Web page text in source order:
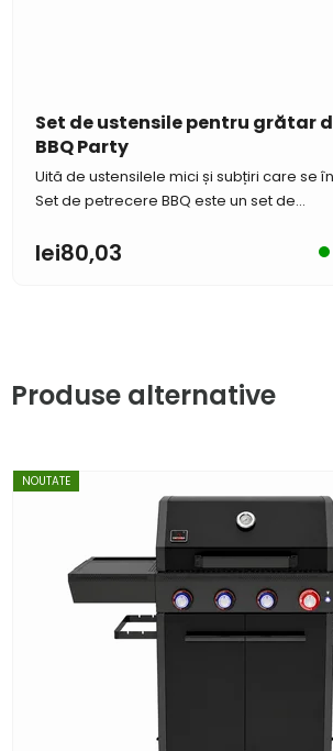
Set de ustensile pentru grătar
BBQ Party
lei80,03
Uită de ustensilele mici și subțiri care se
Set de petrecere BBQ este un set de...
Produse alternative
NOUTATE